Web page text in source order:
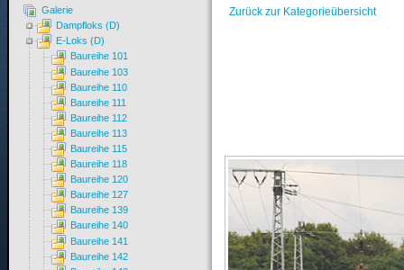
Zurück zur Kategorieübersicht
Galerie
Dampfloks (D)
E-Loks (D)
Baureihe 101
Baureihe 103
Baureihe 110
Baureihe 111
Baureihe 112
Baureihe 113
Baureihe 115
Baureihe 118
Baureihe 120
Baureihe 127
Baureihe 139
Baureihe 140
Baureihe 141
Baureihe 142